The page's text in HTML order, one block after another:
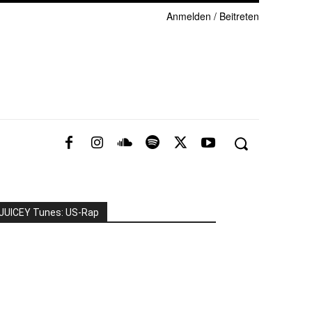
Anmelden / Beitreten
Tunes: US-Rap